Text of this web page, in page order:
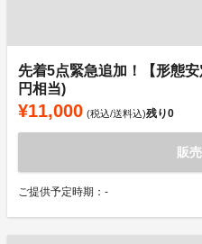
先着5点緊急追加！【形態
円相当)
¥11,000 (税込/送料込)残り0
販
ご提供予定時期：-